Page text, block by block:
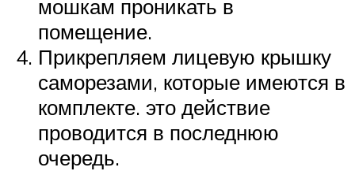
мошкам проникать в
помещение.
Прикрепляем лицевую крышку
саморезами, которые имеются в
комплекте. это действие
проводится в последнюю
очередь.